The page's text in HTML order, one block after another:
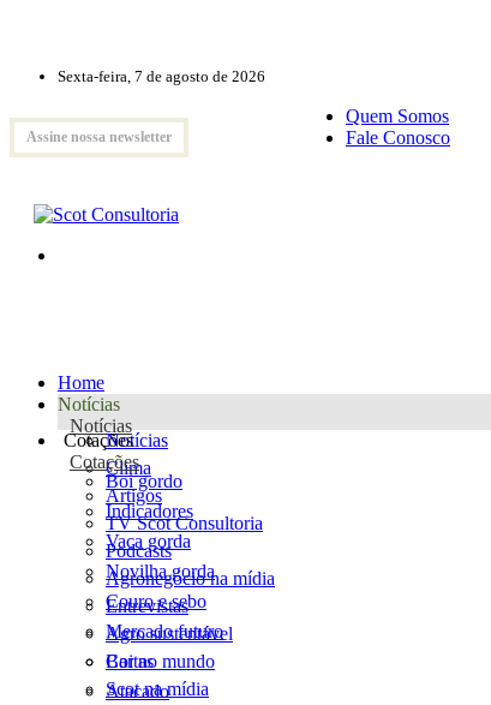
Sexta-feira, 7 de agosto de 2026
Assine nossa newsletter
Quem Somos
Fale Conosco
Home
Notícias
Notícias
Notícias
Clima
Artigos
TV Scot Consultoria
Podcasts
Agronegócio na mídia
Entrevistas
Agro sustentável
Cartas
Scot na mídia
Cotações
Cotações
Boi gordo
Indicadores
Vaca gorda
Novilha gorda
Couro e sebo
Mercado futuro
Boi no mundo
Atacado